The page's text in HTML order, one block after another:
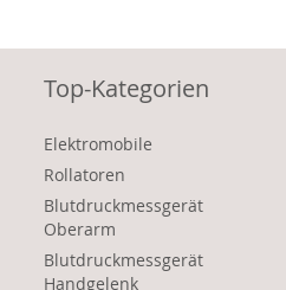
Top-Kategorien
Elektromobile
Rollatoren
Blutdruckmessgerät
Oberarm
Blutdruckmessgerät
Handgelenk